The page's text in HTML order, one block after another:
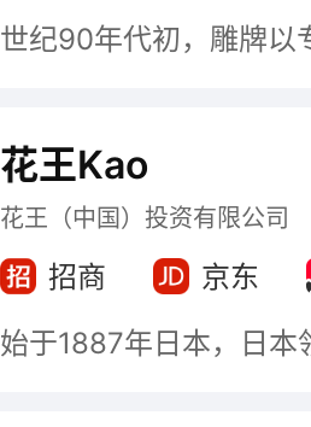
花王Kao
花王（中国）投资有限公司
招商 京东